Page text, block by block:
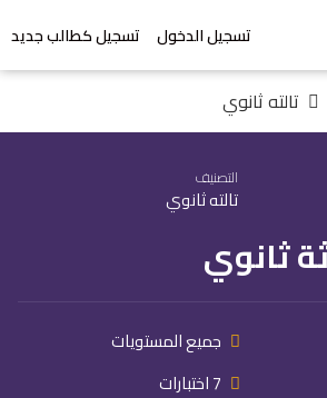
تسجيل الدخول تسجيل كطالب جديد
تالته ثانوي
التصنيف
تالته ثانوي
جميع المستويات
7 اختبارات